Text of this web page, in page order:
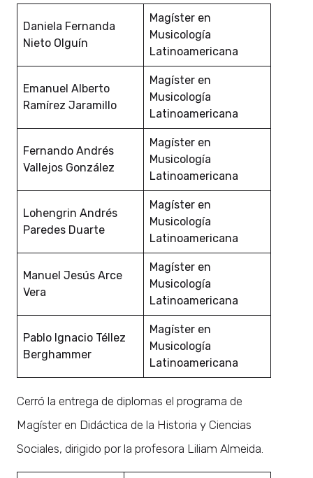
Daniela Fernanda
Nieto Olguín
Magíster en
Musicología
Latinoamericana
Emanuel Alberto
Ramírez Jaramillo
Magíster en
Musicología
Latinoamericana
Fernando Andrés
Vallejos González
Magíster en
Musicología
Latinoamericana
Lohengrin Andrés
Paredes Duarte
Magíster en
Musicología
Latinoamericana
Manuel Jesús Arce
Vera
Magíster en
Musicología
Latinoamericana
Pablo Ignacio Téllez
Berghammer
Magíster en
Musicología
Latinoamericana
Cerró la entrega de diplomas el programa de
Magíster en Didáctica de la Historia y Ciencias
Sociales, dirigido por la profesora Liliam Almeida.